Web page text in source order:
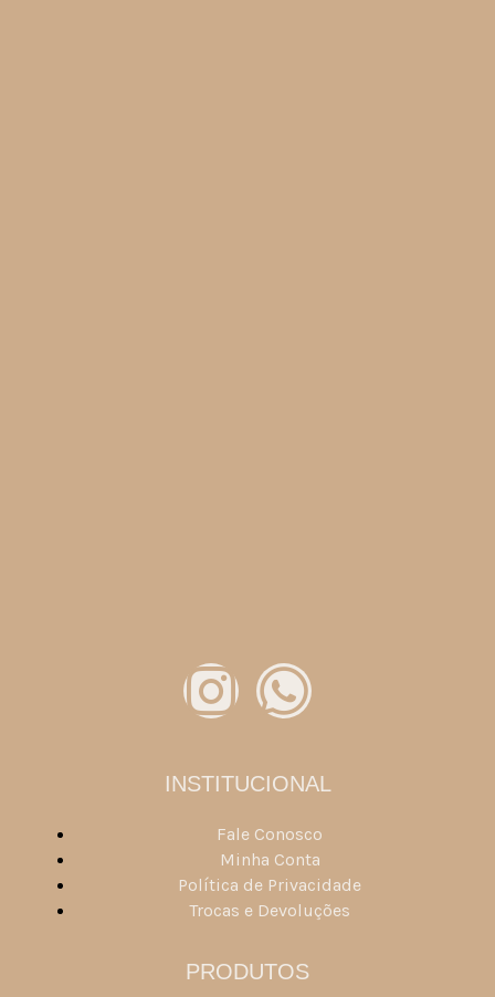
INSTITUCIONAL
Fale Conosco
Minha Conta
Política de Privacidade
Trocas e Devoluções
PRODUTOS